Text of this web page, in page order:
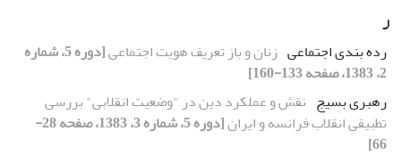
ر
رده بندی اجتماعی زنان و باز تعریف هویت اجتماعی
[دوره 5، شماره
2، 1383، صفحه 133-160]
رهبری بسیج نقش و عملکرد دین در "وضعیت انقلابی" بررسی
تطبیقی انقلاب فرانسه و ایران
[دوره 5، شماره 3، 1383، صفحه 28-
66]